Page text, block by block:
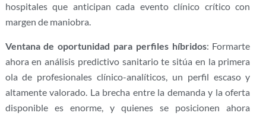
hospitales que anticipan cada evento clínico crítico con
margen de maniobra.
Ventana de oportunidad para perfiles híbridos: Formarte
ahora en análisis predictivo sanitario te sitúa en la primera
ola de profesionales clínico-analíticos, un perfil escaso y
altamente valorado. La brecha entre la demanda y la oferta
disponible es enorme, y quienes se posicionen ahora